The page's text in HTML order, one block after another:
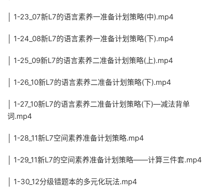
│ 1-23_07新L7的语言素养一准备计划策略(中).mp4
│ 1-24_08新L7的语言素养一准备计划策略(下).mp4
│ 1-25_09新L7的语言素养二准备计划策略(上).mp4
│ 1-26_10新L7的语言素养二准备计划策略(下).mp4
│ 1-27_10新L7的语言素养二准备计划策略(下)—减法背单
词.mp4
│ 1-28_11新L7空间素养准备计划策略.mp4
│ 1-29_11新L7的空间素养准备计划策略——计算三件套.mp4
│ 1-30_12分级错题本的多元化玩法.mp4